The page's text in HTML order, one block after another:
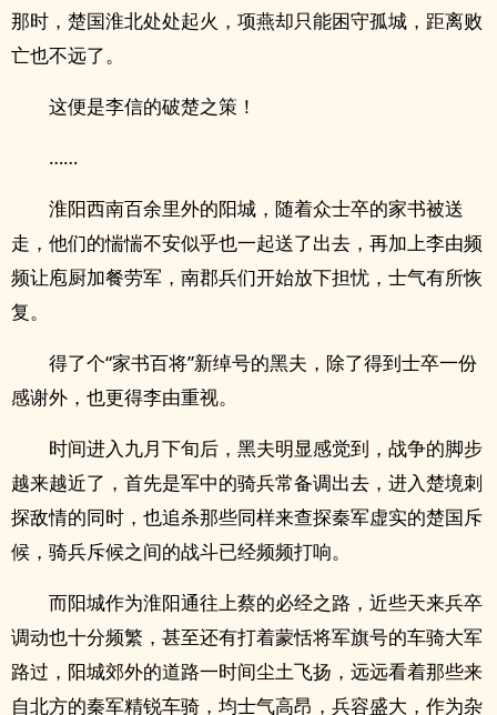
那时，楚国淮北处处起火，项燕却只能困守孤城，距离败
亡也不远了。
这便是李信的破楚之策！
……
淮阳西南百余里外的阳城，随着众士卒的家书被送
走，他们的惴惴不安似乎也一起送了出去，再加上李由频
频让庖厨加餐劳军，南郡兵们开始放下担忧，士气有所恢
复。
得了个“家书百将”新绰号的黑夫，除了得到士卒一份
感谢外，也更得李由重视。
时间进入九月下旬后，黑夫明显感觉到，战争的脚步
越来越近了，首先是军中的骑兵常备调出去，进入楚境刺
探敌情的同时，也追杀那些同样来查探秦军虚实的楚国斥
候，骑兵斥候之间的战斗已经频频打响。
而阳城作为淮阳通往上蔡的必经之路，近些天来兵卒
调动也十分频繁，甚至还有打着蒙恬将军旗号的车骑大军
路过，阳城郊外的道路一时间尘土飞扬，远远看着那些来
自北方的秦军精锐车骑，均士气高昂，兵容盛大，作为杂